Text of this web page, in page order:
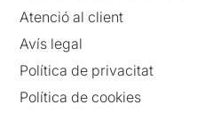
Atenció al client
Avís legal
Política de privacitat
Política de cookies